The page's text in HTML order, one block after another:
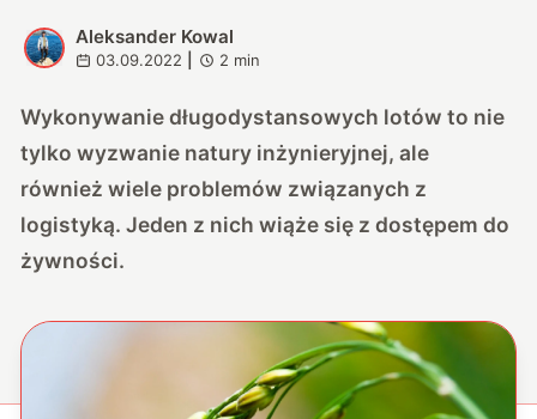
A
Aleksander Kowal
03.09.2022 2 min
Wykonywanie długodystansowych lotów to nie
tylko wyzwanie natury inżynieryjnej, ale
również wiele problemów związanych z
logistyką. Jeden z nich wiąże się z dostępem do
żywności.